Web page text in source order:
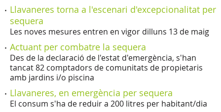
Llavaneres torna a l'escenari d'excepcionalitat per
sequera
Les noves mesures entren en vigor dilluns 13 de maig
Actuant per combatre la sequera
Des de la declaració de l'estat d'emergència, s'han
tancat 82 comptadors de comunitats de propietaris
amb jardins i/o piscina
Llavaneres, en emergència per sequera
El consum s'ha de reduir a 200 litres per habitant/dia